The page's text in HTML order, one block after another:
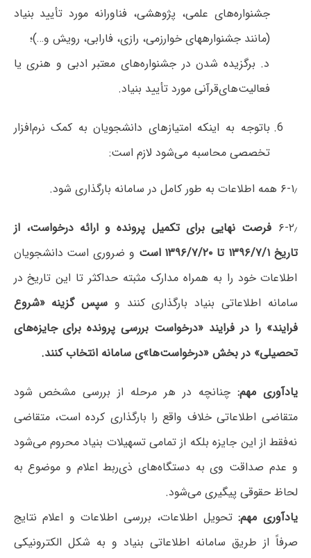
جشنواره‌های علمی، پژوهشی،‌ فناورانه مورد تأیید بنیاد
(مانند جشنواره­های خوارزمی، رازی، فارابی، رویش و…)؛
د. برگزیده شدن در جشنواره‌های معتبر ادبی و هنری یا
فعالیت‌های‌قرآنی مورد تأیید بنیاد.
باتوجه به اینکه امتیازهای دانشجویان به کمک نرم‌افزار
تخصصی محاسبه می‌شود لازم است:
۶-۱٫ همه اطلاعات به طور کامل در سامانه بارگذاری شود.
۶-۲٫ فرصت نهایی برای تکمیل پرونده و ارائه درخواست،از
تاریخ ۱۳۹۶/۷/۱ تا ۱۳۹۶/۷/۲۰
است و ضروری است دانشجویان
اطلاعات خود را به همراه مدارک مثبته حداکثر تا این تاریخ در
سامانه اطلاعاتی بنیاد بارگذاری کنند و سپس گزینه «شروع
فرایند» را در فرایند «درخواست بررسی پرونده برای جایزه‌های
تحصیلی» در بخش «درخواست‌ها»ی سامانه انتخاب کنند.
یادآوری مهم: چنانچه در هر مرحله از بررسی مشخص شود
متقاضی اطلاعاتی خلاف واقع را بارگذاری کرده است، متقاضی
نه‌فقط از این جایزه بلکه از تمامی تسهیلات بنیاد محروم می‌شود
و عدم صداقت وی به دستگاه‌های ذی‌ربط اعلام و موضوع به
لحاظ حقوقی پیگیری می‌شود.
یادآوری مهم:تحویل اطلاعات،‌ بررسی اطلاعات و اعلام نتایج
صرفاً از طریق سامانه اطلاعاتی بنیاد و به شکل الکترونیکی